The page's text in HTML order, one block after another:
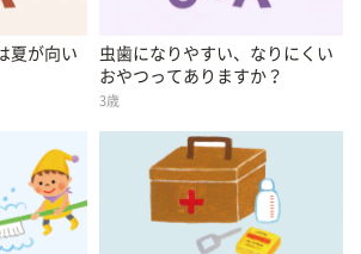
夏が向い
虫歯になりやすい、なりにくい
おやつってありますか？
3歳